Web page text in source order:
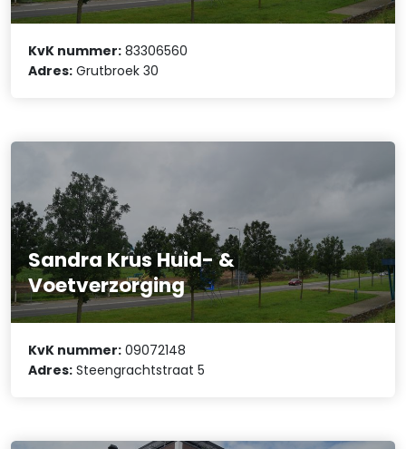
KvK nummer: 83306560
Adres: Grutbroek 30
Sandra Krus Huid- &
Voetverzorging
KvK nummer: 09072148
Adres: Steengrachtstraat 5